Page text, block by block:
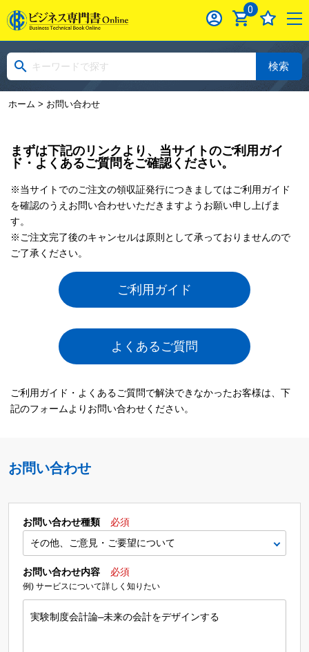
0
検索
ホーム > お問い合わせ
まずは下記のリンクより、当サイトのご利用ガイ
ド・よくあるご質問をご確認ください。
※当サイトでのご注文の領収証発行につきましてはご利用ガイド
を確認のうえお問い合わせいただきますようお願い申し上げま
す。
※ご注文完了後のキャンセルは原則として承っておりませんので
ご了承ください。
ご利用ガイド
よくあるご質問
ご利用ガイド・よくあるご質問で解決できなかったお客様は、下
記のフォームよりお問い合わせください。
お問い合わせ
お問い合わせ種類 必須
お問い合わせ内容 必須
例) サービスについて詳しく知りたい